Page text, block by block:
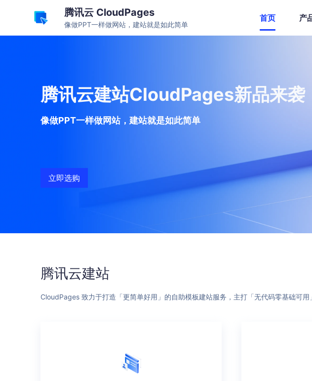
腾讯云 CloudPages
像做PPT一样做网站，建站就是如此简单
首页 产
腾讯云建站CloudPages新品来袭
像做PPT一样做网站，建站就是如此简单
立即选购
腾讯云建站
CloudPages 致力于打造「更简单好用」的自助模板建站服务，主打「无代码零基础可